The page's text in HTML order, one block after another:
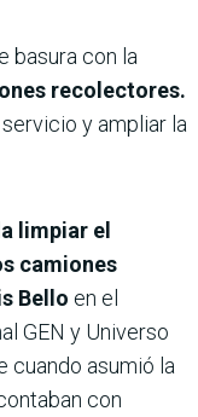
basura con la
recolectores.
y ampliar la
limpiar el
camiones
Bello en el
GEN y Universo
cuando asumió la
con